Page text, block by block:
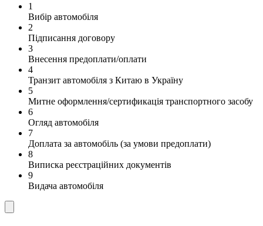
1
Вибір автомобіля
2
Підписання договору
3
Внесення предоплати/оплати
4
Транзит автомобіля з Китаю в Україну
5
Митне оформлення/сертификація транспортного засобу
6
Огляд автомобіля
7
Доплата за автомобіль (за умови предоплати)
8
Виписка реєстраційних документів
9
Видача автомобіля